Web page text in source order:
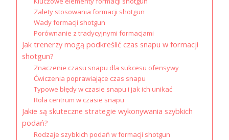
Zalety stosowania formacji shotgun
Wady formacji shotgun
Porównanie z tradycyjnymi formacjami
Jak trenerzy mogą podkreślić czas snapu w formacji
shotgun?
Znaczenie czasu snapu dla sukcesu ofensywy
Ćwiczenia poprawiające czas snapu
Typowe błędy w czasie snapu i jak ich unikać
Rola centrum w czasie snapu
Jakie są skuteczne strategie wykonywania szybkich
podań?
Rodzaje szybkich podań w formacji shotgun